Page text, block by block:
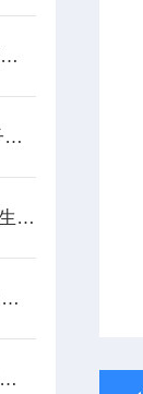
通讯模块是用于实现设备间数据传输与通信的集成化硬件组件
简述连接1769-OW16接线端子所需要注意的事项
PLC、模块与变频器：自动化生产的核心动力组合
还不会使用1756-L61可编程逻辑控制器？进来看
简述1762-OB16数字量输出模块的科学定期维护机制